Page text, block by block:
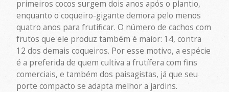
primeiros cocos surgem dois anos após o plantio,
enquanto o coqueiro-gigante demora pelo menos
quatro anos para frutificar. O número de cachos com
frutos que ele produz também é maior: 14, contra
12 dos demais coqueiros. Por esse motivo, a espécie
é a preferida de quem cultiva a frutífera com fins
comerciais, e também dos paisagistas, já que seu
porte compacto se adapta melhor a jardins.